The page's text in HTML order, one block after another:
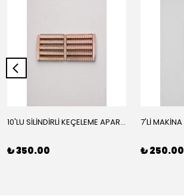
10'LU SİLİNDİRLİ KEÇELEME APARATI
₺ 350.00
7'Lİ MAKİNA
₺ 250.00